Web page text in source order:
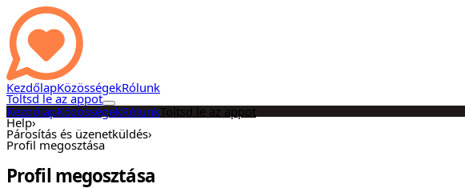
KezdőlapKözösségekRólunk
Töltsd le az appot
KezdőlapKözösségekRólunkTöltsd le az appot
Help›
Párosítás és üzenetküldés›
Profil megosztása
Profil megosztása